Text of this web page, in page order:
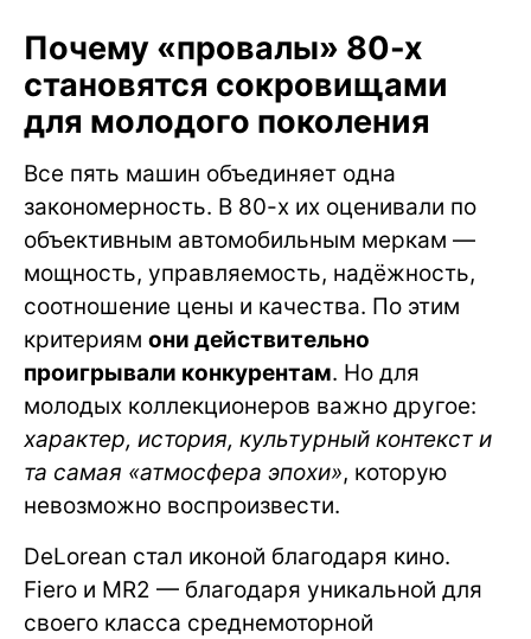
Почему «провалы» 80-х
становятся сокровищами
для молодого поколения
Все пять машин объединяет одна
закономерность. В 80-х их оценивали по
объективным автомобильным меркам —
мощность, управляемость, надёжность,
соотношение цены и качества. По этим
критериям они действительно
проигрывали конкурентам. Но для
молодых коллекционеров важно другое:
характер, история, культурный контекст и
та самая «атмосфера эпохи», которую
невозможно воспроизвести.
DeLorean стал иконой благодаря кино.
Fiero и MR2 — благодаря уникальной для
своего класса среднемоторной